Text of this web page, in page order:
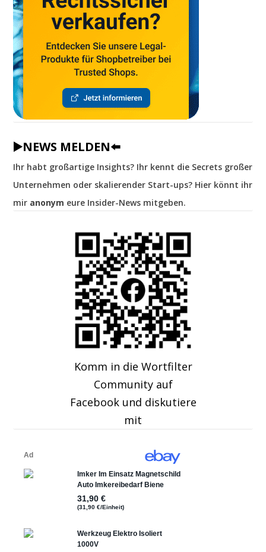
▶️NEWS MELDEN⬅️
Ihr habt großartige Insights? Ihr kennt die Secrets großer
Unternehmen oder skalierender Start-ups? Hier könnt ihr
mir anonym eure Insider-News mitgeben.
Komm in die Wortfilter
Community auf
Facebook und diskutiere
mit